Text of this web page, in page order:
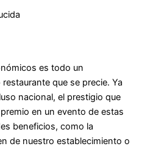
es todo un
que se precie. Ya
nacional, el prestigio que
en un evento de estas
beneficios, como la
de nuestro establecimiento o